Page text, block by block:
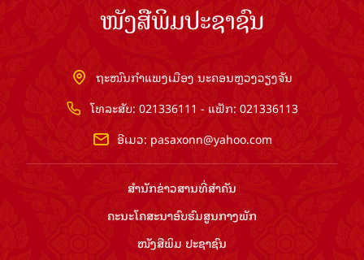
ໜັງສືພິມປະຊາຊົນ
ຖະໜົນກຳແພງເມືອງ ນະຄອນຫຼວງວຽງຈັນ
ໂທລະສັບ: 021336111 - ແຟັກ: 021336113
ອີເມວ: pasaxonn@yahoo.com
ສຳ​ນັກ​ຂ່າວ​ສານ​ທີ່​ສຳ​ຄັນ​
ຄະນະໂຄສະນາອົບຮົມ​ສູນ​ກາງ​ພັກ
ໜັງສືພິມ ປະ​ຊາ​ຊົນ